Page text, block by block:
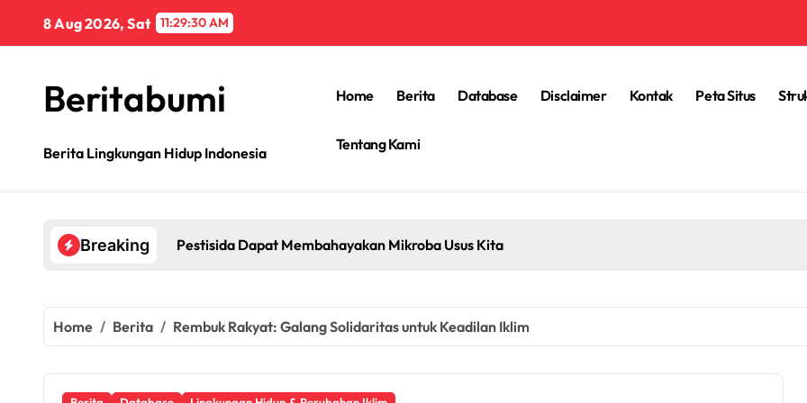
content
8 Aug 2026, Sat 11:29:31 AM
Beritabumi
Berita Lingkungan Hidup Indonesia
Home Berita Database Disclaimer Kontak Peta Situs
Tentang Kami
Breaking Pestisida Dapat Membahayakan Mikroba Usus Kita
Home Berita Rembuk Rakyat: Galang Solidaritas untuk Keadilan Iklim